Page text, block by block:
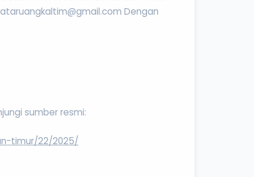
Dengan
sumber resmi:
timur/22/2025/